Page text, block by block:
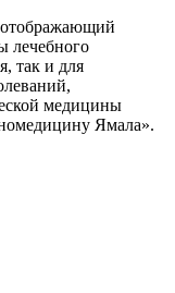
лечебного
так и для
медицины
Ямала».